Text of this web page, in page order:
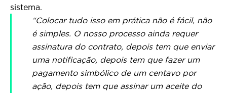
sistema.
“Colocar tudo isso em prática não é fácil, não
é simples. O nosso processo ainda requer
assinatura do contrato, depois tem que enviar
uma notificação, depois tem que fazer um
pagamento simbólico de um centavo por
ação, depois tem que assinar um aceite do